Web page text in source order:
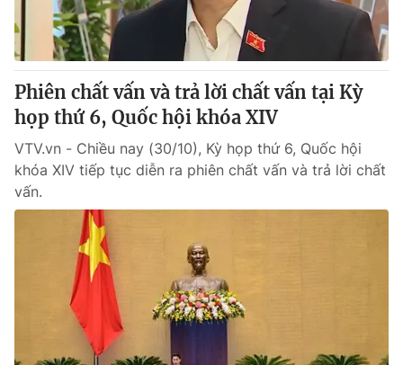
Thế giới đó đây
Câu chuyện quốc tế
Tài chính
Thị trường
Góc doanh nghiệp
Dữ liệu và đời sống
Truyền hình
Phim VTV
Hậu trường
Nhân vật
Giải sao mai
Giải trí
Điện ảnh
Đời sống
Chất lượng cuộc sống
Giáo dục
Tuyển sinh
Học trực tuyến
Công nghệ
Hitech Công nghệ tương lai
Giao lưu trực tuyến
Phiên chất vấn và trả lời chất vấn tại Kỳ
họp thứ 6, Quốc hội khóa XIV
VTV.vn - Chiều nay (30/10), Kỳ họp thứ 6, Quốc hội
khóa XIV tiếp tục diễn ra phiên chất vấn và trả lời chất
vấn.